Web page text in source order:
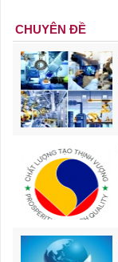
CHUYÊN ĐỀ